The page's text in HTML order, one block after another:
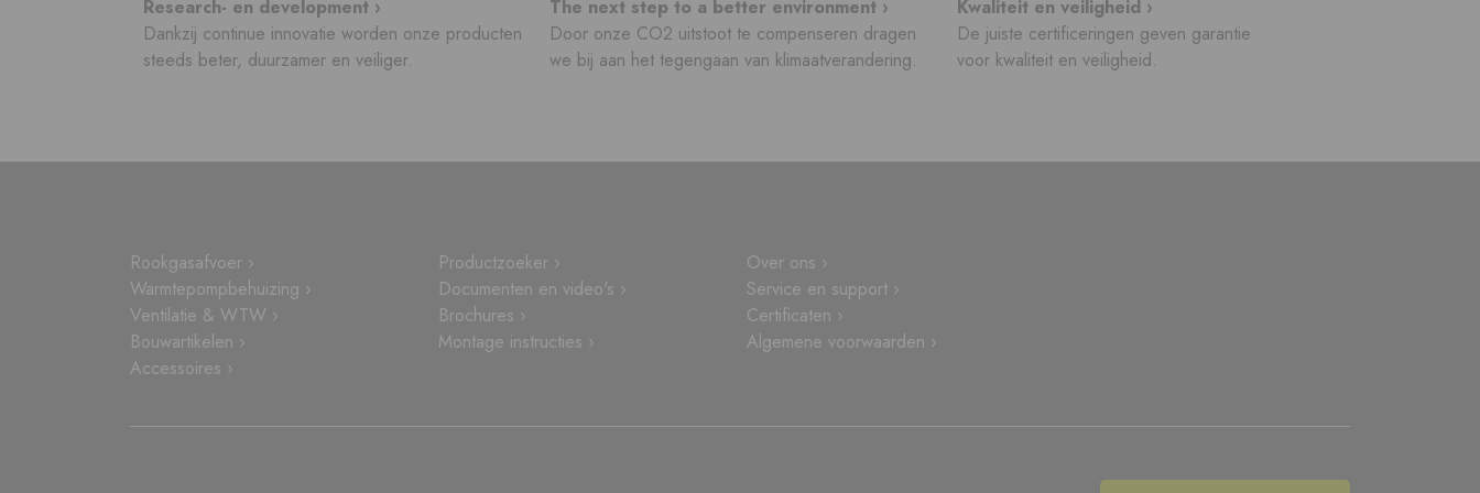
Research- en development ›
Dankzij continue innovatie worden onze producten
steeds beter, duurzamer en veiliger.
The next step to a better environment ›
Door onze CO2 uitstoot te compenseren dragen
we bij aan het tegengaan van klimaatverandering.
Kwaliteit en veiligheid ›
De juiste certificeringen geven garantie
voor kwaliteit en veiligheid.
Rookgasafvoer ›
Warmtepompbehuizing ›
Ventilatie & WTW ›
Bouwartikelen ›
Accessoires ›
Productzoeker ›
Documenten en video's ›
Brochures ›
Montage instructies ›
Over ons ›
Service en support ›
Certificaten ›
Algemene voorwaarden ›